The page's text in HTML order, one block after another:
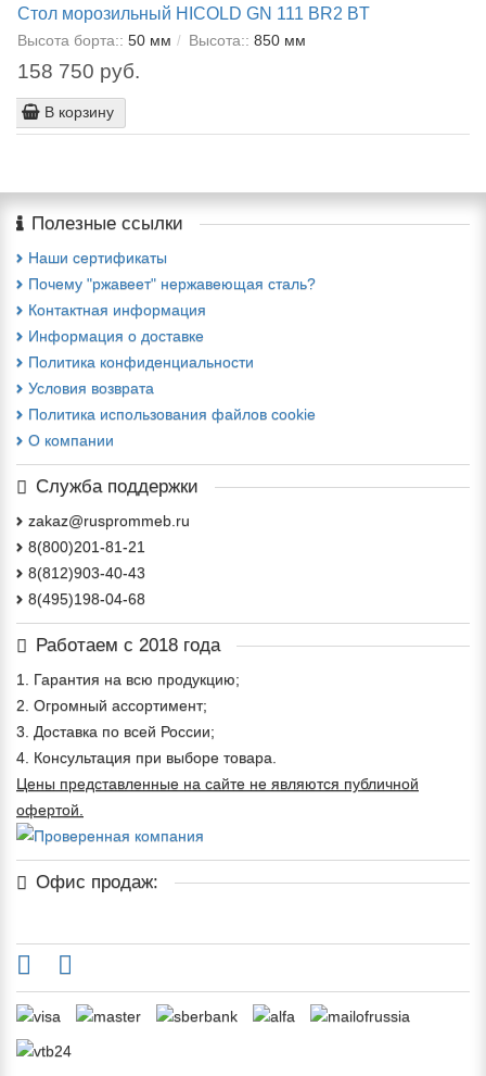
Стол морозильный HICOLD GN 111 BR2 BT
Высота борта:: 50 мм Высота:: 850 мм
158 750 руб.
В корзину
Полезные ссылки
Наши сертификаты
Почему "ржавеет" нержавеющая сталь?
Контактная информация
Информация о доставке
Политика конфиденциальности
Условия возврата
Политика использования файлов cookie
О компании
Служба поддержки
zakaz@rusprommeb.ru
8(800)201-81-21
8(812)903-40-43
8(495)198-04-68
Работаем с 2018 года
1. Гарантия на всю продукцию;
2. Огромный ассортимент;
3. Доставка по всей России;
4. Консультация при выборе товара.
Цены представленные на сайте не являются публичной
офертой.
Офис продаж: